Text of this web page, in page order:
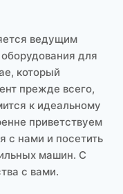
ведущим
для
который
прежде всего,
к идеальному
приветствуем
с нами и посетить
машин. С
с вами.